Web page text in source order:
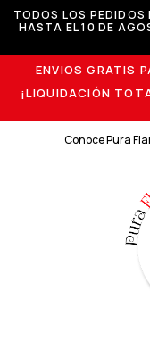
TODOS LOS PEDIDOS
HASTA EL 10 DE
ENVIOS GRATIS
¡LIQUIDACIÓN
Conoce Pura